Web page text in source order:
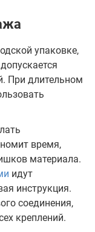
упаковке,
При длительном
время,
материала.
идут
инструкция.
соединения,
креплений.